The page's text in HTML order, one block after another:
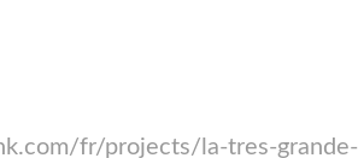
fr/projects/la-tres-grande-